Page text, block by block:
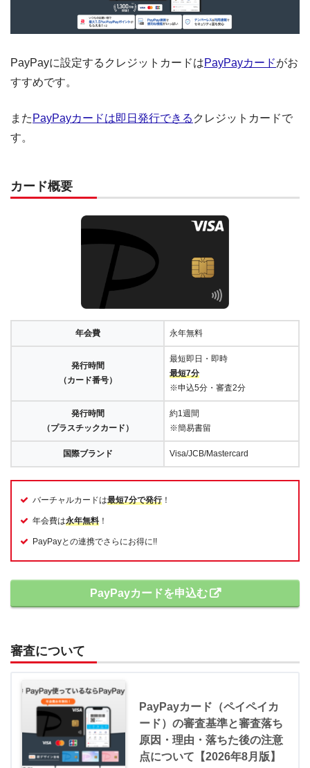
PayPayに設定するクレジットカードはPayPayカードがお
すすめです。
また PayPayカードは即日発行できる クレジットカードで
す。
カード概要
年会費 永年無料
発行時間
（カード番号）
最短即日・即時
最短7分
※申込5分・審査2分
発行時間
（プラスチックカード）
約1週間
※簡易書留
国際ブランド Visa/JCB/Mastercard
バーチャルカードは最短7分で発行！
年会費は永年無料 ！
PayPayとの連携でさらにお得に!!
PayPayカードを申込む
審査について
PayPayカード（ペイペイカ
ード）の審査基準と審査落ち
原因・理由・落ちた後の注意
点について【2026年8月版】